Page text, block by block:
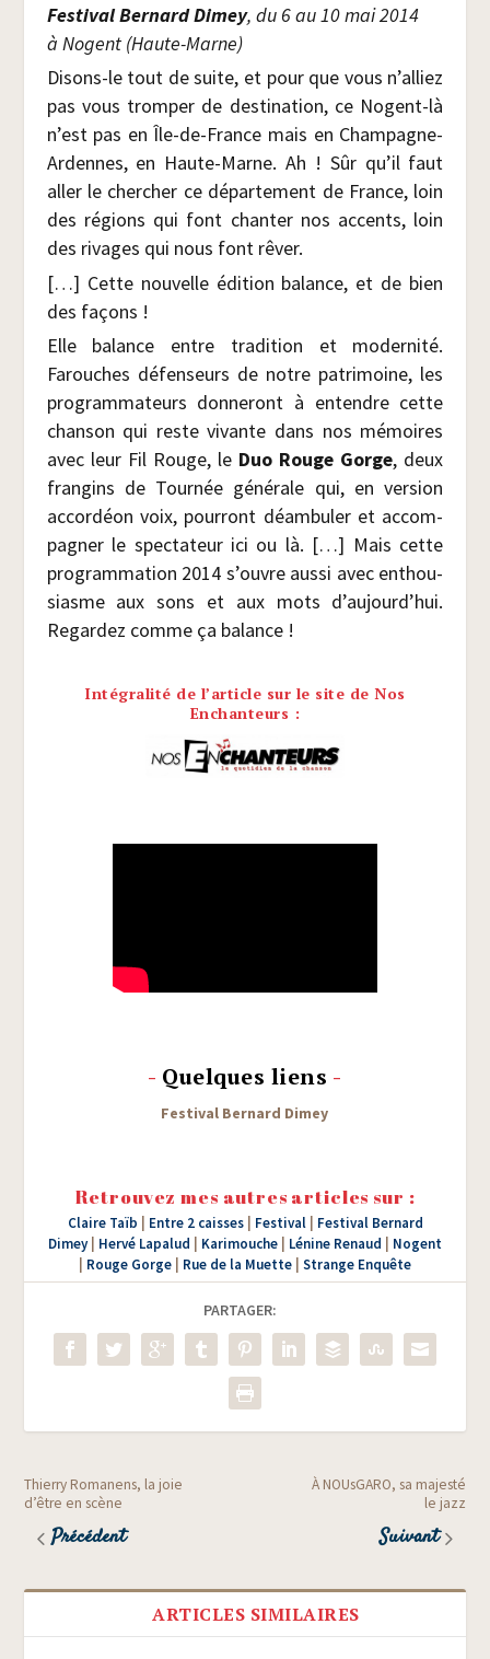
Fes­ti­val Ber­nard Dimey, du 6 au 10 mai 2014
à Nogent (Haute-Marne)
Disons-le tout de suite, et pour que vous n’alliez
pas vous trom­per de des­ti­na­tion, ce Nogent-là
n’est pas en Île-de-France mais en Cham­pagne-
Ardennes, en Haute-Marne. Ah ! Sûr qu’il faut
aller le cher­cher ce dépar­te­ment de France, loin
des régions qui font chan­ter nos accents, loin
des rivages qui nous font rêver.
[…] Cette nou­velle édi­tion balance, et de bien
des façons !
Elle balance entre tra­di­tion et moder­ni­té.
Farouches défen­seurs de notre patri­moine, les
pro­gram­ma­teurs don­ne­ront à entendre cette
chan­son qui reste vivante dans nos mémoires
avec leur Fil Rouge, le Duo Rouge Gorge, deux
fran­gins de Tour­née géné­rale qui, en ver­sion
accor­déon voix, pour­ront déam­bu­ler et accom­
pa­gner le spec­ta­teur ici ou là. […] Mais cette
pro­gram­ma­tion 2014 s’ouvre aus­si avec enthou­
siasme aux sons et aux mots d’aujourd’hui.
Regar­dez comme ça balance !
Intégralité de l’article sur le site de Nos
Enchanteurs :
- Quelques liens -
Fes­ti­val Ber­nard Dimey
Retrouvez mes autres articles sur :
Claire Taïb Entre 2 caisses| Festival| Festival Bernard
Dimey| Hervé Lapalud Karimouche Lénine Renaud
Nogent
Rouge Gorge Rue de la Muette Strange Enquête
PARTAGER:
Thierry Romanens, la joie
d’être en scène
Précédent
À NOUsGARO, sa majesté
le jazz
Suivant
ARTICLES SIMILAIRES